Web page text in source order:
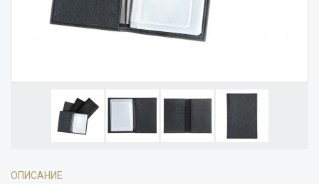
ОПИСАНИЕ